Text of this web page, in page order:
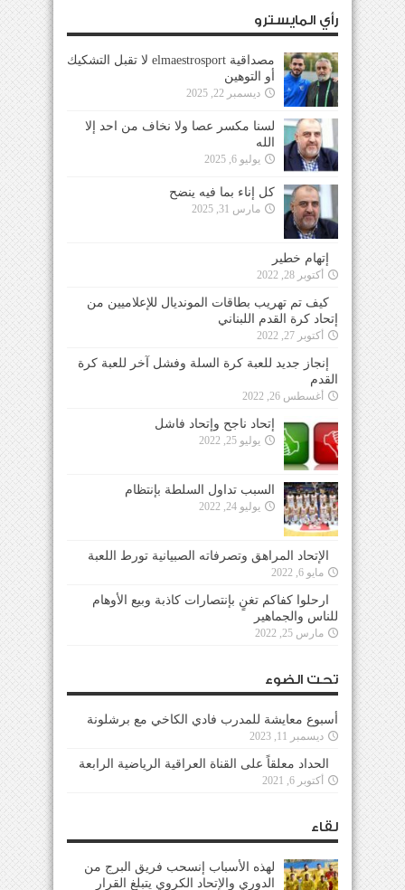
رأي المايسترو
مصداقية elmaestrosport لا تقبل التشكيك
أو التوهين
ديسمبر 22, 2025
لسنا مكسر عصا ولا نخاف من احد إلا
الله
يوليو 6, 2025
كل إناء بما فيه ينضح
مارس 31, 2025
إتهام خطير
أكتوبر 28, 2022
كيف تم تهريب بطاقات المونديال للإعلاميين من
إتحاد كرة القدم اللبناني
أكتوبر 27, 2022
إنجاز جديد للعبة كرة السلة وفشل آخر للعبة كرة
القدم
أغسطس 26, 2022
إتحاد ناجح وإتحاد فاشل
يوليو 25, 2022
السبب تداول السلطة بإنتظام
يوليو 24, 2022
الإتحاد المراهق وتصرفاته الصبيانية تورط اللعبة
مايو 6, 2022
ارحلوا كفاكم تغنٍ بإنتصارات كاذبة وبيع الأوهام
للناس والجماهير
مارس 25, 2022
تحت الضوء
أسبوع معايشة للمدرب فادي الكاخي مع برشلونة
ديسمبر 11, 2023
الحداد معلقاً على القناة العراقية الرياضية الرابعة
أكتوبر 6, 2021
لقاء
لهذه الأسباب إنسحب فريق البرج من
الدوري والإتحاد الكروي يتبلغ القرار